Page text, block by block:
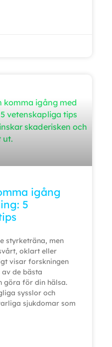
igång
5
styrketräna, men
oklart eller
visar forskningen
de bästa
göra för din hälsa.
sysslor och
sjukdomar som